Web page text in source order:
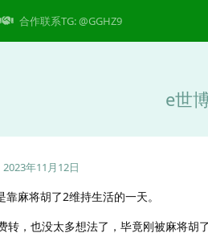
合作联系TG: @GGHZ9
e世
2023年11月12日
靠麻将胡了2维持生活的一天。
转，也没太多想法了，毕竟刚被麻将胡